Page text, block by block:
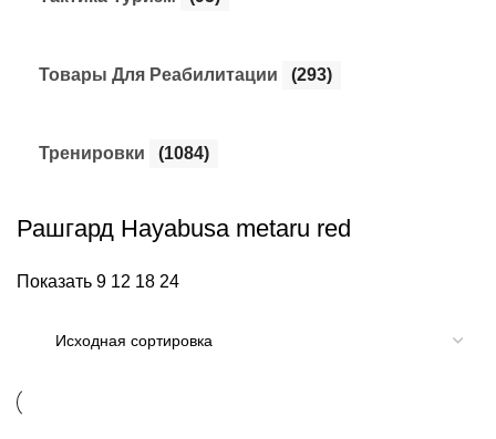
Товары Для Реабилитации (293)
Тренировки (1084)
Рашгард Hayabusa metaru red
Показать 9 12 18 24